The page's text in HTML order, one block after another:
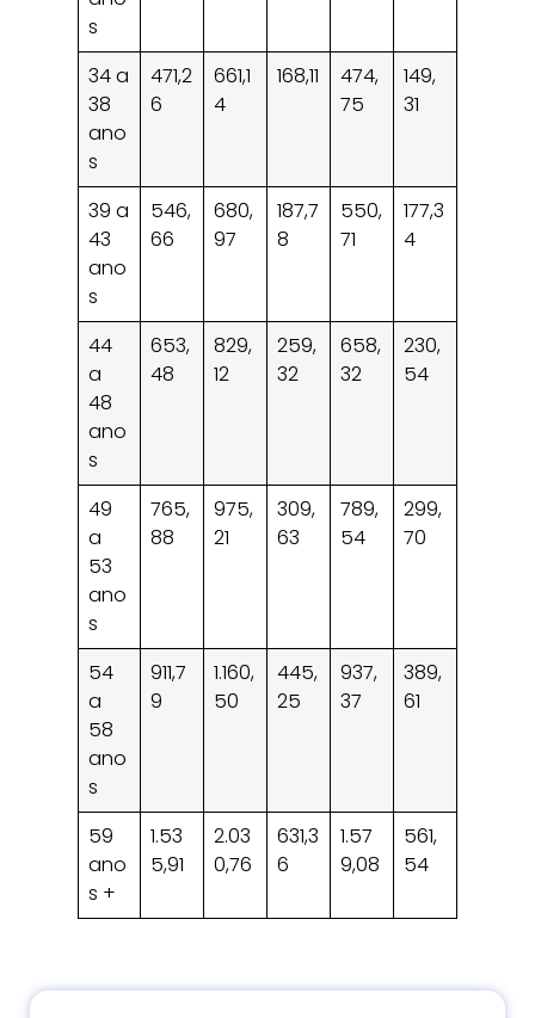
s
34 a
38
ano
s
471,2
6
661,1
4
168,11
474,
75
149,
31
39 a
43
ano
s
546,
66
680,
97
187,7
8
550,
71
177,3
4
44
a
48
ano
s
653,
48
829,
12
259,
32
658,
32
230,
54
49
a
53
ano
s
765,
88
975,
21
309,
63
789,
54
299,
70
54
a
58
ano
s
911,7
9
1.160,
50
445,
25
937,
37
389,
61
59
ano
s +
1.53
5,91
2.03
0,76
631,3
6
1.57
9,08
561,
54